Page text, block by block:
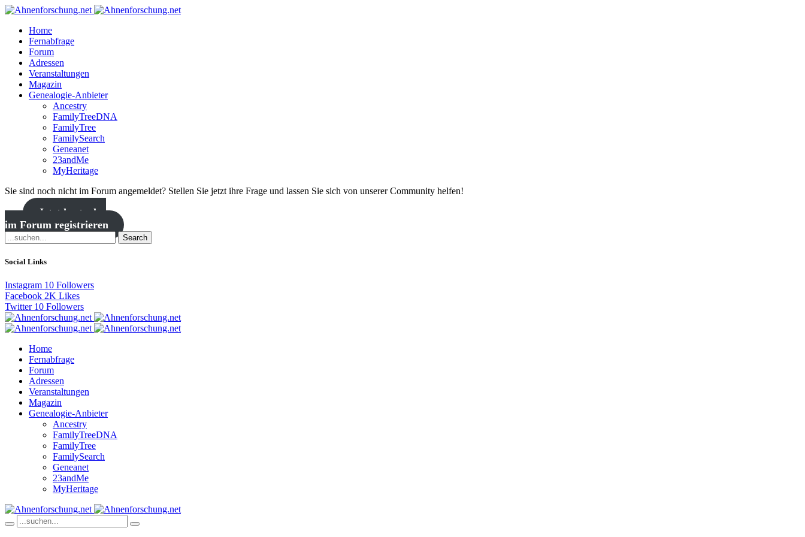
Home
Fernabfrage
Forum
Adressen
Veranstaltungen
Magazin
Genealogie-Anbieter
Ancestry
FamilyTreeDNA
FamilyTree
FamilySearch
Geneanet
23andMe
MyHeritage
Sie sind noch nicht im Forum angemeldet? Stellen Sie jetzt ihre Frage und lassen Sie sich von unserer Community helfen!
Jetzt kostenlos
im Forum registrieren
Search
Social Links
Instagram 10 Followers
Facebook 2K Likes
Twitter 10 Followers
Home
Fernabfrage
Forum
Adressen
Veranstaltungen
Magazin
Genealogie-Anbieter
Ancestry
FamilyTreeDNA
FamilyTree
FamilySearch
Geneanet
23andMe
MyHeritage